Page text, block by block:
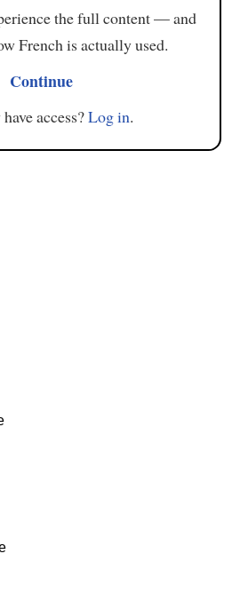
the full content — and
French is actually used.
Continue
access?Log in.